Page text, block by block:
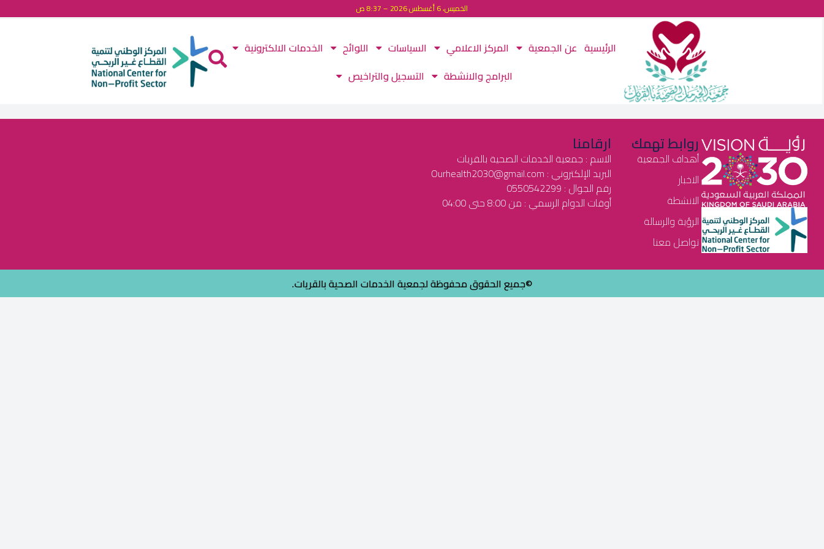
الخميس، 6 أغسطس 2026 – 8:37 ص
الرئيسية عن الجمعية المركز الاعلامي السياسات اللوائح
الخدمات الالكترونية
البرامج والانشطة
التسجيل والتراخيص
روابط تهمك
أهداف الجمعية
الاخبار
الانشطة
الرؤية والرسالة
تواصل معنا
ارقامنا
الاسم : جمعية الخدمات الصحية بالقريات
البريد الإلكتروني : Ourhealth2030@gmail.com
رقم الجوال : 0550542299
أوقات الدوام الرسمي : من 8:00 حتى 04:00
©جميع الحقوق محفوظة لجمعية الخدمات الصحية بالقريات.